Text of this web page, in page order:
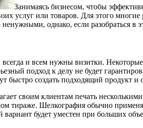
Занимаясь бизнесом, чтобы
услуг или товаров. Для этого
однако, если разобраться в
и всем нужны визитки.
подход к делу не будет
быстро создать подходящий продукт и
своим клиентам печать
тираже. Шелкография обычно
будет уместен при больших